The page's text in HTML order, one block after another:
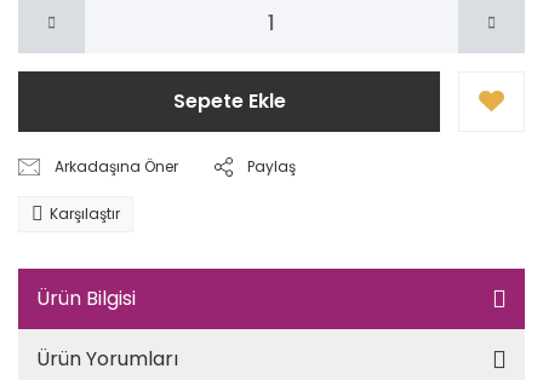
Sepete Ekle
Arkadaşına Öner Paylaş
Karşılaştır
Ürün Bilgisi
Ürün Yorumları